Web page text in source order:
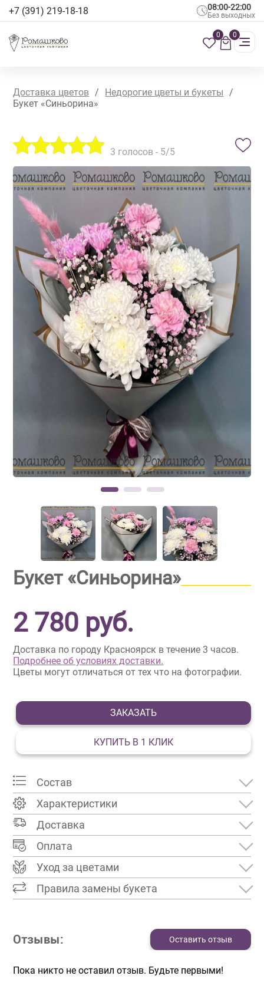
+7 (391) 219-18-18 08:00-22:00
Без выходных
0 0
Доставка цветов / Недорогие цветы и букеты
/
Букет «Синьорина»
3 голосов - 5/5
ХИТ ПРОДАЖ
Букет «Синьорина»
2 780 руб.
Доставка по городу Красноярск в течение 3 часов.
Подробнее об условиях доставки.
Цветы могут отличаться от тех что на фотографии.
ЗАКАЗАТЬ
КУПИТЬ В 1 КЛИК
Состав
Характеристики
Доставка
Оплата
Уход за цветами
Правила замены букета
Отзывы: Оставить отзыв
Пока никто не оставил отзыв. Будьте первыми!